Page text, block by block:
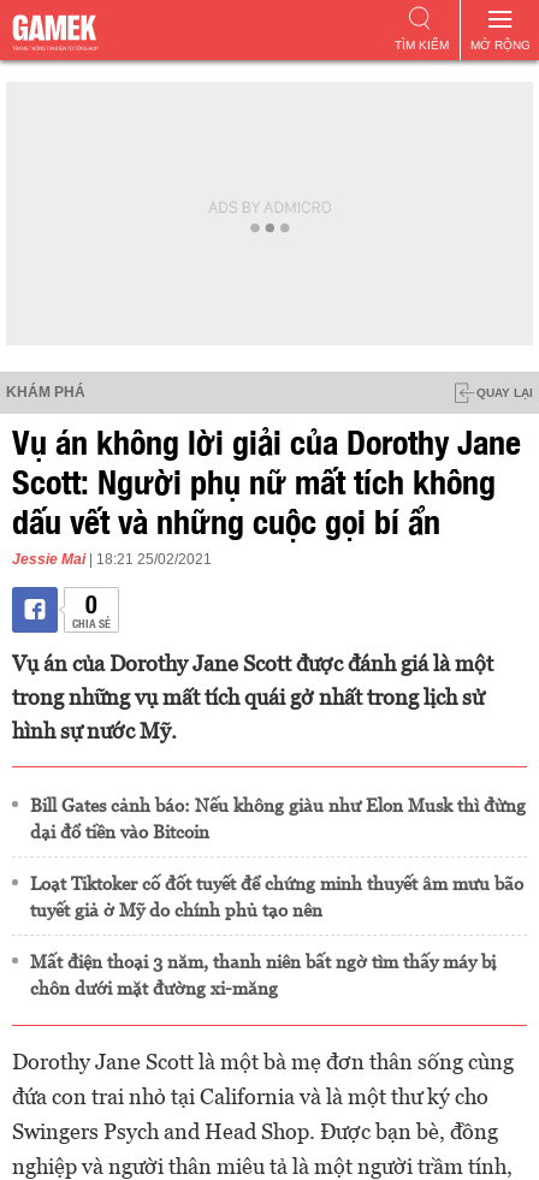
MỞ RỘNG
TÌM KIẾM
KHÁM PHÁ QUAY LẠI
Vụ án không lời giải của Dorothy Jane
Scott: Người phụ nữ mất tích không
dấu vết và những cuộc gọi bí ẩn
Jessie Mai | 18:21 25/02/2021
0
CHIA SẺ
Vụ án của Dorothy Jane Scott được đánh giá là một
trong những vụ mất tích quái gở nhất trong lịch sử
hình sự nước Mỹ.
Bill Gates cảnh báo: Nếu không giàu như Elon Musk thì đừng
dại đổ tiền vào Bitcoin
Loạt Tiktoker cố đốt tuyết để chứng minh thuyết âm mưu bão
tuyết giả ở Mỹ do chính phủ tạo nên
Mất điện thoại 3 năm, thanh niên bất ngờ tìm thấy máy bị
chôn dưới mặt đường xi-măng
Dorothy Jane Scott là một bà mẹ đơn thân sống cùng
đứa con trai nhỏ tại California và là một thư ký cho
Swingers Psych and Head Shop. Được bạn bè, đồng
nghiệp và người thân miêu tả là một người trầm tính,